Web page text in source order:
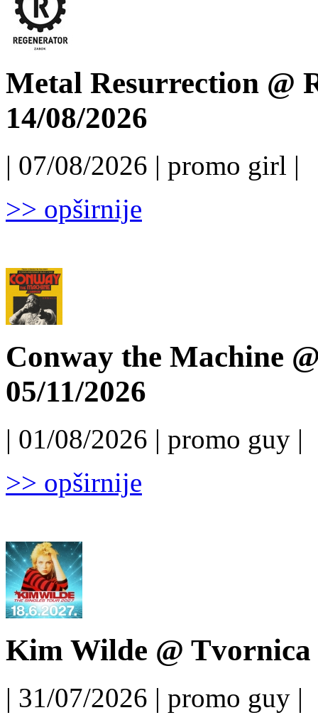
Metal Resurrection @
14/08/2026
| 07/08/2026 | promo girl |
>> opširnije
Conway the Machine
05/11/2026
| 01/08/2026 | promo guy |
>> opširnije
Kim Wilde @ Tvornica
| 31/07/2026 | promo guy |